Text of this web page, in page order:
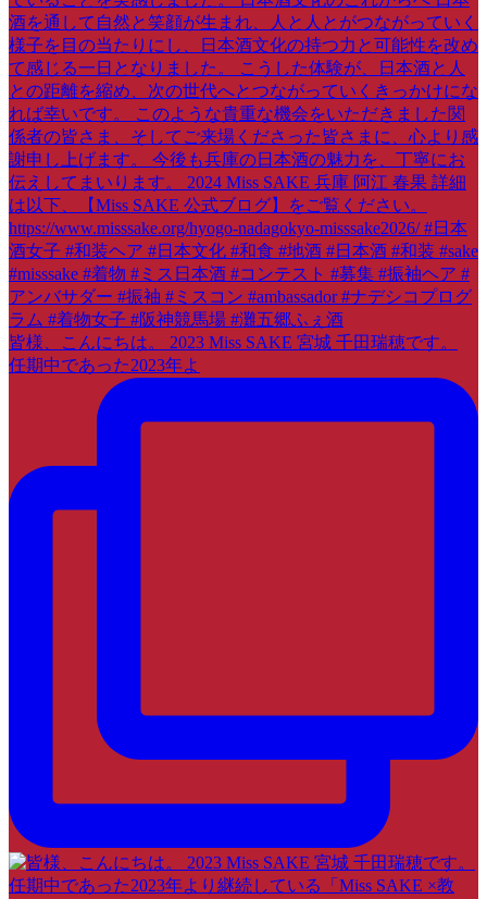
皆様、こんにちは。 2023 Miss SAKE 宮城 千田瑞穂です。
任期中であった2023年よ